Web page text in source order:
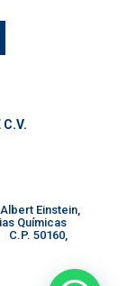
C.V.
Einstein,
Químicas
C.P. 50160,